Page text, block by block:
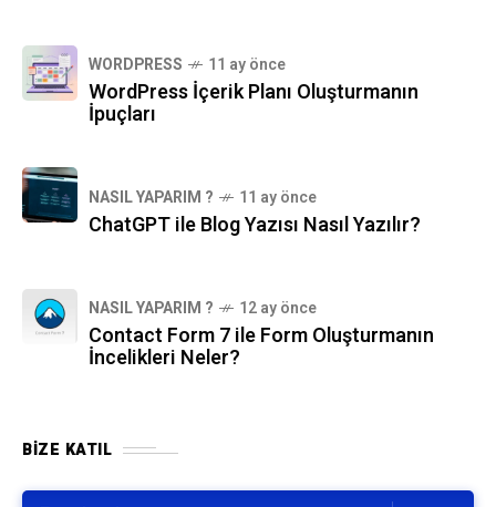
WORDPRESS 11 ay önce
WordPress İçerik Planı Oluşturmanın
İpuçları
NASIL YAPARIM ? 11 ay önce
ChatGPT ile Blog Yazısı Nasıl Yazılır?
NASIL YAPARIM ? 12 ay önce
Contact Form 7 ile Form Oluşturmanın
İncelikleri Neler?
BIZE KATIL